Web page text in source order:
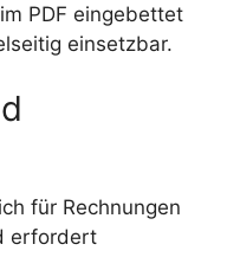
PDF eingebettet
einsetzbar.
für Rechnungen
erfordert